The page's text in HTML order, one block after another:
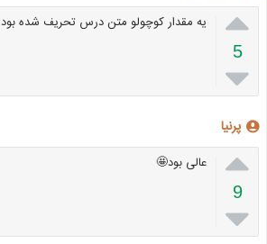

5

یه مقدار کوچولو متن درس تحریف شده بود
پرنیا

9

عالی بود🤩